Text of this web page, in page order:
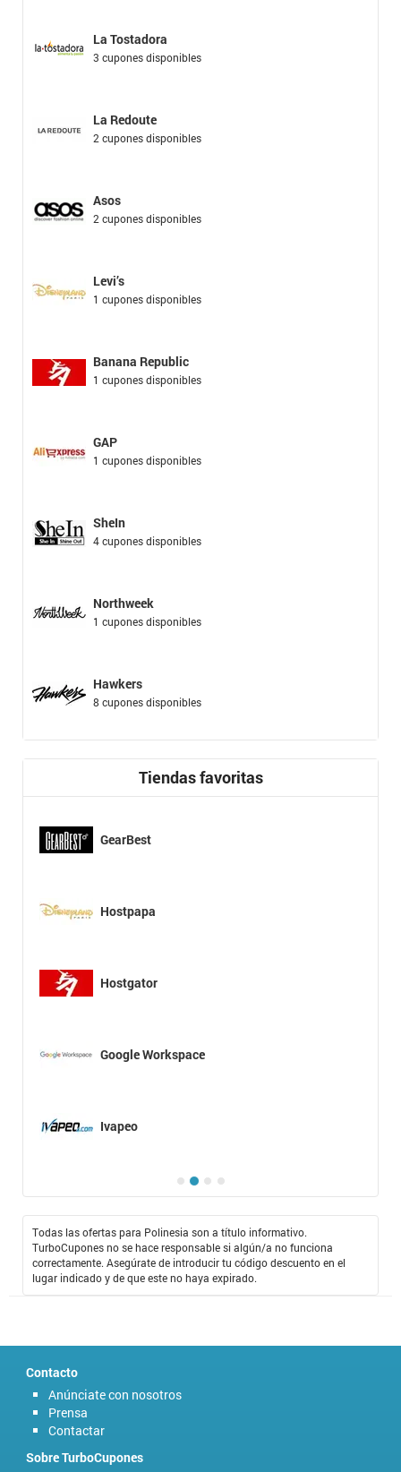
La Tostadora
3 cupones disponibles
La Redoute
2 cupones disponibles
Asos
2 cupones disponibles
Levi’s
1 cupones disponibles
Banana Republic
1 cupones disponibles
GAP
1 cupones disponibles
SheIn
4 cupones disponibles
Northweek
1 cupones disponibles
Hawkers
8 cupones disponibles
Tiendas favoritas
GearBest
Hostpapa
Hostgator
Google Workspace
Ivapeo
Todas las ofertas para Polinesia son a título informativo.
TurboCupones no se hace responsable si algún/a no funciona
correctamente. Asegúrate de introducir tu código descuento en el
lugar indicado y de que este no haya expirado.
Contacto
Anúnciate con nosotros
Prensa
Contactar
Sobre TurboCupones